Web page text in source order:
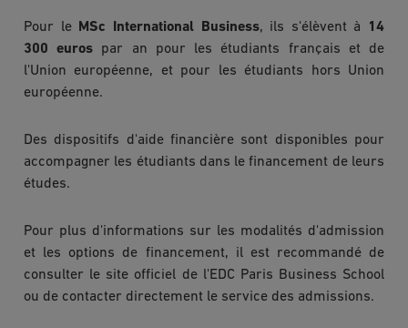
Pour le MSc International Business, ils s'élèvent à
14
300 euros par an pour les étudiants français et de
l'Union européenne, et pour les étudiants hors Union
européenne.
Des dispositifs d'aide financière sont disponibles pour
accompagner les étudiants dans le financement de leurs
études.
Pour plus d'informations sur les modalités d'admission
et les options de financement, il est recommandé de
consulter le site officiel de l'EDC Paris Business School
ou de contacter directement le service des admissions.